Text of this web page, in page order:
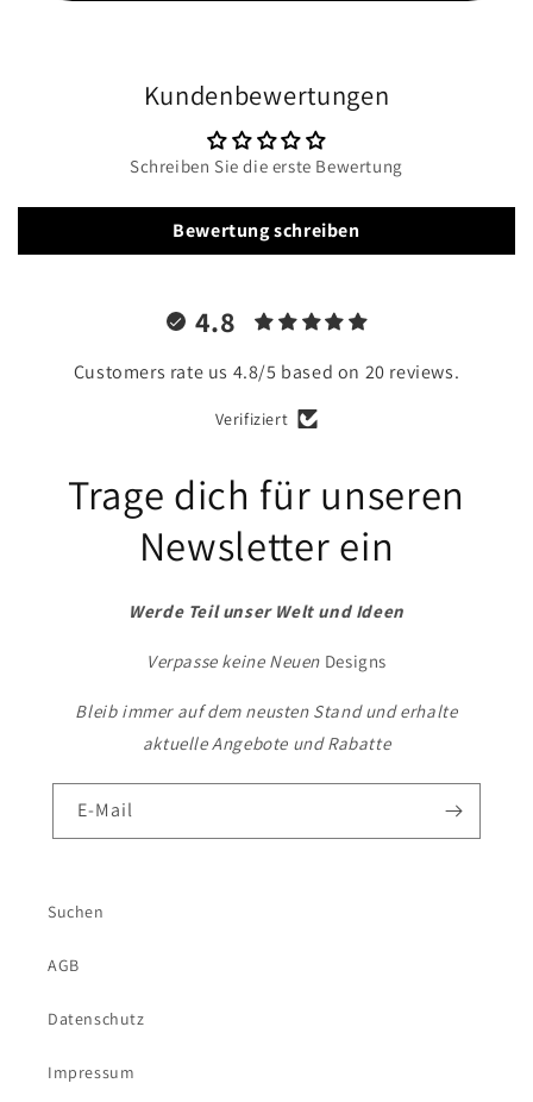
Kundenbewertungen
Schreiben Sie die erste Bewertung
Bewertung schreiben
4.8
Customers rate us 4.8/5 based on 20 reviews.
Verifiziert
Trage dich für unseren
Newsletter ein
Werde Teil unser Welt und Ideen
Verpasse keine Neuen Designs
Bleib immer auf dem neusten Stand und erhalte
aktuelle Angebote und Rabatte
E-Mail
Suchen
AGB
Datenschutz
Impressum